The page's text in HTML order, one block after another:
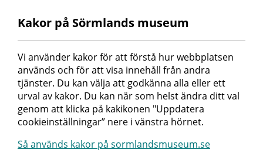
Postadress
Sörmlands museum
Box 314
611 26 Nyköping
Kakor på Sörmlands museum
Vi använder kakor för att förstå hur webbplatsen
används och för att visa innehåll från andra
tjänster. Du kan välja att godkänna alla eller ett
urval av kakor. Du kan när som helst ändra ditt val
genom att klicka på kakikonen "Uppdatera
cookieinställningar” nere i vänstra hörnet.
Så används kakor på sormlandsmuseum.se